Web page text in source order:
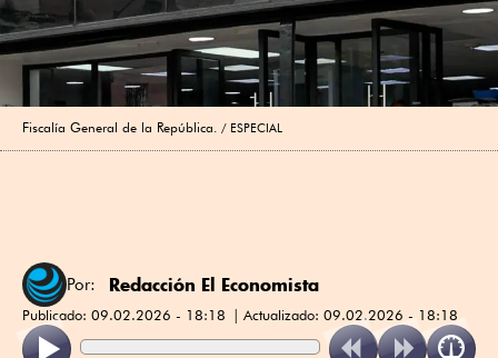
Fiscalía General de la República. ESPECIAL
Por: Redacción El Economista
Publicado: 09.02.2026 - 18:18 Actualizado: 09.02.2026 - 18:18